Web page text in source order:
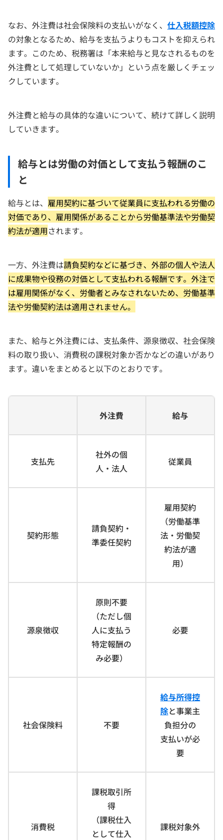
なお、外注費は社会保険料の支払いがなく、 仕入税額控除
の対象となるため、給与を支払うよりもコストを抑えられ
ます。このため、税務署は「本来給与と見なされるものを
外注費として処理していないか」という点を厳しくチェッ
クしています。
外注費と給与の具体的な違いについて、続けて詳しく説明
していきます。
給与とは労働の対価として支払う報酬のこ
と
給与とは、 雇用契約に基づいて従業員に支払われる労働の
対価であり、雇用関係があることから労働基準法や労働契
約法が適用されます。
一方、外注費は請負契約などに基づき、外部の個人や法人
に成果物や役務の対価として支払われる報酬です。外注で
は雇用関係がなく、労働者とみなされないため、労働基準
法や労働契約法は適用されません。
また、給与と外注費には、支払条件、源泉徴収、社会保険
料の取り扱い、消費税の課税対象か否かなどの違いがあり
ます。違いをまとめると以下のとおりです。
外注費 給与
支払先
社外の個
人・法人
従業員
契約形態
請負契約・
準委任契約
雇用契約
（労働基準
法・労働契
約法が適
用）
源泉徴収
原則不要
（ただし個
人に支払う
特定報酬の
み必要）
必要
社会保険料 不要
給与所得控
除と事業主
負担分の
支払いが必
要
消費税
課税取引所
得
（課税仕入
として仕入
課税対象外